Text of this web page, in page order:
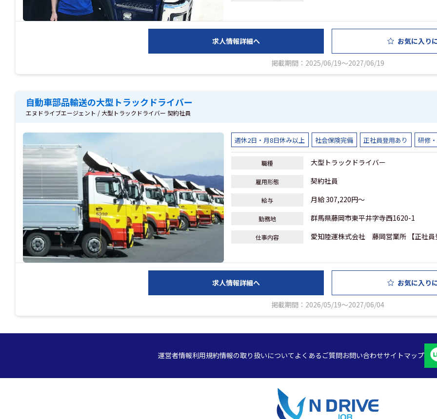
求人情報詳細へ お気に入り
掲載期間：2025/06/19～2027/06/19
自動車部品輸送の大型トラックドライバー
エヌドライブエージェント / 大型トラックドライバー 契約社員
週休2日・月8日休み以上 社会保険完備 正社員登用あり 研修
職種 大型トラックドライバー
雇用形態 契約社員
給与 月給 307,220円～
勤務地 群馬県藤岡市東平井字寺西1620-1
仕事内容 愛知陸運株式会社 藤岡営業所 【正社員
求人情報詳細へ お気に入り
掲載期間：2026/05/19～2027/06/04
運営者情報利用規約情報の取り扱いについて よくあるご質問お問い合わせサイトマップ